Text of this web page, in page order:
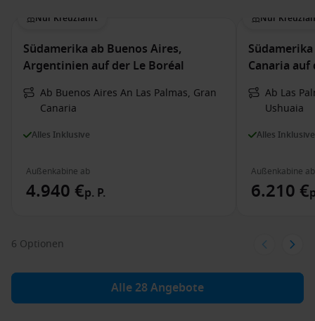
Nur Kreuzfahrt
Südamerika ab Buenos Aires,
Argentinien auf der Le Boréal
Ab Buenos Aires An Las Palmas, Gran
Canaria
Alles Inklusive
Außenkabine ab
4.940 €p. P.
Nur
Canaria auf
Ab Las
Ushuaia
Alles Inklusive
Außenkabine ab
6.210 €
6 Optionen
Alle 28 Angebote